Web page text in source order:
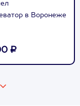
в Воронеже
₽